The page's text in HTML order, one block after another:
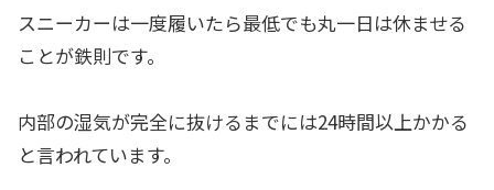
スニーカーは一度履いたら最低でも丸一日は休ませる
ことが鉄則です。
内部の湿気が完全に抜けるまでには24時間以上かかる
と言われています。